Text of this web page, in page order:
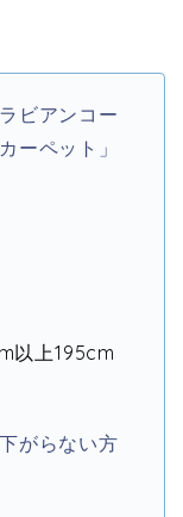
ビアンコー
ーペット」
以上195cm
がらない方